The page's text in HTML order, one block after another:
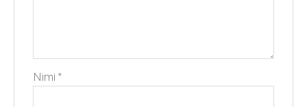
Nimi*